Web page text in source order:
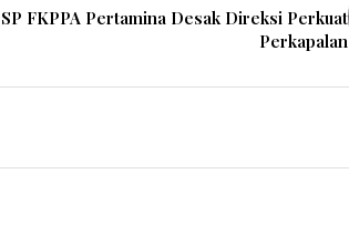
SP FKPPA Pertamina Desak Direksi Perkuat
Perkapalan